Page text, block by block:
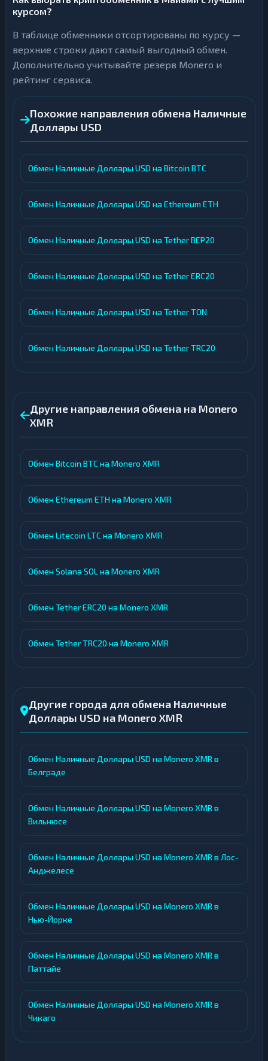
курсом?
В таблице обменники отсортированы по курсу —
верхние строки дают самый выгодный обмен.
Дополнительно учитывайте резерв Monero и
рейтинг сервиса.
Похожие направления обмена Наличные
Доллары USD
Обмен Наличные Доллары USD на Bitcoin BTC
Обмен Наличные Доллары USD на Ethereum ETH
Обмен Наличные Доллары USD на Tether BEP20
Обмен Наличные Доллары USD на Tether ERC20
Обмен Наличные Доллары USD на Tether TON
Обмен Наличные Доллары USD на Tether TRC20
Другие направления обмена на Monero
XMR
Обмен Bitcoin BTC на Monero XMR
Обмен Ethereum ETH на Monero XMR
Обмен Litecoin LTC на Monero XMR
Обмен Solana SOL на Monero XMR
Обмен Tether ERC20 на Monero XMR
Обмен Tether TRC20 на Monero XMR
Другие города для обмена Наличные
Доллары USD на Monero XMR
Обмен Наличные Доллары USD на Monero XMR в
Белграде
Обмен Наличные Доллары USD на Monero XMR в
Вильнюсе
Обмен Наличные Доллары USD на Monero XMR в Лос-
Анджелесе
Обмен Наличные Доллары USD на Monero XMR в
Нью-Йорке
Обмен Наличные Доллары USD на Monero XMR в
Паттайе
Обмен Наличные Доллары USD на Monero XMR в
Чикаго